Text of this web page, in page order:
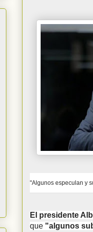
"Algunos especulan y
El presidente
que "algunos